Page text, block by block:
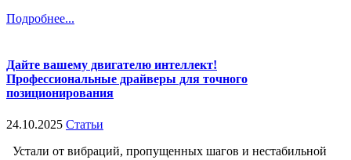
Подробнее...
Дайте вашему двигателю интеллект!
Профессиональные драйверы для точного
позиционирования
24.10.2025 Статьи
Устали от вибраций, пропущенных шагов и нестабильной